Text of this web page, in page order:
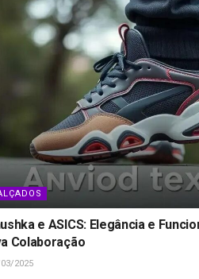
e ASICS: Elegância e
Colaboração
2025